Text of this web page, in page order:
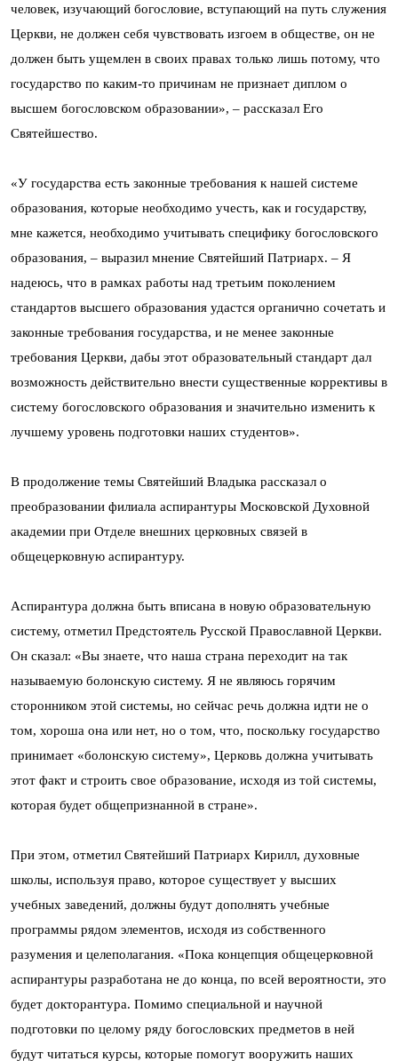
человек, изучающий богословие, вступающий на путь служения
Церкви, не должен себя чувствовать изгоем в обществе, он не
должен быть ущемлен в своих правах только лишь потому, что
государство по каким-то причинам не признает диплом о
высшем богословском образовании», – рассказал Его
Святейшество.
«У государства есть законные требования к нашей системе
образования, которые необходимо учесть, как и государству,
мне кажется, необходимо учитывать специфику богословского
образования, – выразил мнение Святейший Патриарх. – Я
надеюсь, что в рамках работы над третьим поколением
стандартов высшего образования удастся органично сочетать и
законные требования государства, и не менее законные
требования Церкви, дабы этот образовательный стандарт дал
возможность действительно внести существенные коррективы в
систему богословского образования и значительно изменить к
лучшему уровень подготовки наших студентов».
В продолжение темы Святейший Владыка рассказал о
преобразовании филиала аспирантуры Московской Духовной
академии при Отделе внешних церковных связей в
общецерковную аспирантуру.
Аспирантура должна быть вписана в новую образовательную
систему, отметил Предстоятель Русской Православной Церкви.
Он сказал: «Вы знаете, что наша страна переходит на так
называемую болонскую систему. Я не являюсь горячим
сторонником этой системы, но сейчас речь должна идти не о
том, хороша она или нет, но о том, что, поскольку государство
принимает «болонскую систему», Церковь должна учитывать
этот факт и строить свое образование, исходя из той системы,
которая будет общепризнанной в стране».
При этом, отметил Святейший Патриарх Кирилл, духовные
школы, используя право, которое существует у высших
учебных заведений, должны будут дополнять учебные
программы рядом элементов, исходя из собственного
разумения и целеполагания. «Пока концепция общецерковной
аспирантуры разработана не до конца, по всей вероятности, это
будет докторантура. Помимо специальной и научной
подготовки по целому ряду богословских предметов в ней
будут читаться курсы, которые помогут вооружить наших